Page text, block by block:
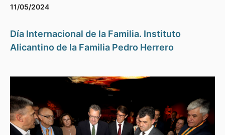
11/05/2024
Día Internacional de la Familia. Instituto
Alicantino de la Familia Pedro Herrero